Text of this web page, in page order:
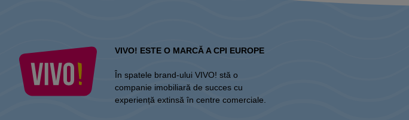
VIVO! ESTE O MARCĂ A CPI EUROPE
În spatele brand-ului VIVO! stă o
companie imobiliară de succes cu
experiență extinsă în centre comerciale.